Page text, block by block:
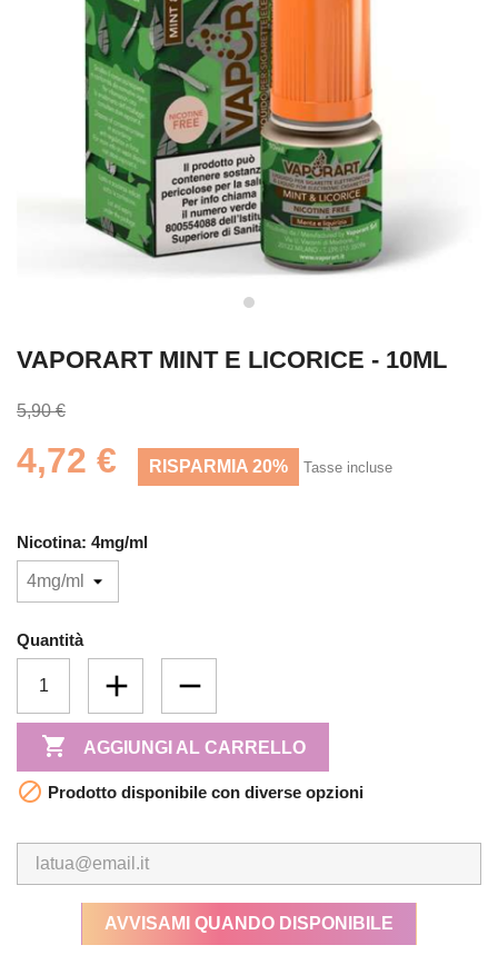
VAPORART MINT E LICORICE - 10ML
5,90 €
4,72 € RISPARMIA 20% Tasse incluse
Nicotina: 4mg/ml
Quantità
 AGGIUNGI AL CARRELLO
 Prodotto disponibile con diverse opzioni
AVVISAMI QUANDO DISPONIBILE